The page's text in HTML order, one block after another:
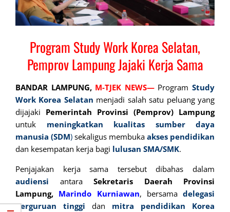
Program Study Work Korea Selatan,
Pemprov Lampung Jajaki Kerja Sama
BANDAR LAMPUNG, M-TJEK NEWS— ProgramStudy
Work Korea Selatan menjadi salah satu peluang yang
dijajaki Pemerintah Provinsi (Pemprov) Lampung
untuk meningkatkan
kualitas sumber daya
manusia (SDM) sekaligus membuka akses pendidikan
dan kesempatan kerja bagi lulusan SMA/SMK.
Penjajakan kerja sama tersebut dibahas dalam
audiensi antara Sekretaris Daerah Provinsi
Lampung, Marindo Kurniawan, bersama delegasi
perguruan tinggi
dan mitra
pendidikan Korea